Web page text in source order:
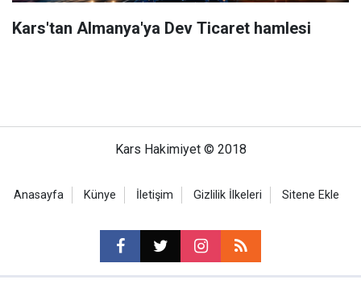
Kars'tan Almanya'ya Dev Ticaret hamlesi
Kars Hakimiyet © 2018
Anasayfa Künye İletişim Gizlilik İlkeleri Sitene Ekle